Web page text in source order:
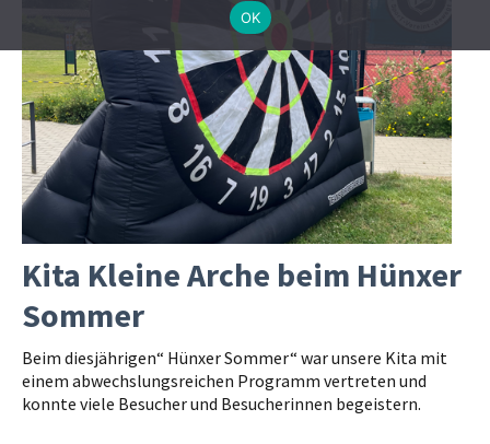
Kita Kleine Arche beim Hünxer
Sommer
Beim diesjährigen“ Hünxer Sommer“ war unsere Kita mit
einem abwechslungsreichen Programm vertreten und
konnte viele Besucher und Besucherinnen begeistern.
OK